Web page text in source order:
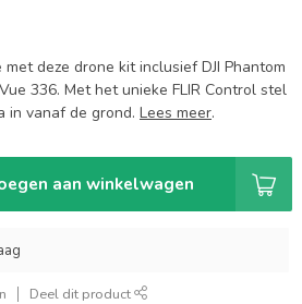
deze drone kit inclusief DJI Phantom
336. Met het unieke FLIR Control stel
in vanaf de grond. Lees meer.
aan winkelwagen
Deel dit product